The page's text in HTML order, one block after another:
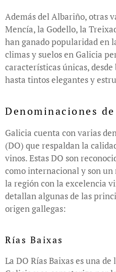
Además del Albariño, otras
Mencía, la Godello, la
han ganado popularidad en
climas y suelos en Galicia
características únicas,
hasta tintos elegantes y
Denominaciones
Galicia cuenta con varias
(DO) que respaldan la
vinos. Estas DO son
como internacional y son
la región con la excelencia
detallan algunas de las
origen gallegas:
Rías Baixas
La DO Rías Baixas es una de